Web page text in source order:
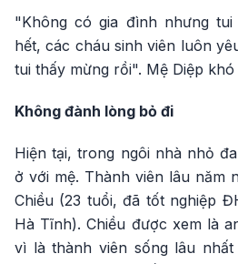
"Không có gia đình nhưng
hết, các cháu sinh viên luôn
tui thấy mừng rồi". Mệ Diệp
Không đành lòng bỏ đi
Hiện tại, trong ngôi nhà nhỏ
ở với mệ. Thành viên lâu năm
Chiều (23 tuổi, đã tốt nghiệp
Hà Tĩnh). Chiều được xem là
vì là thành viên sống lâu